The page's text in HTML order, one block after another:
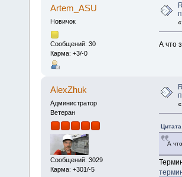
Artem_ASU
Новичок
Сообщений: 30
Карма: +3/-0
«
А что
AlexZhuk
Администратор
Ветеран
Сообщений: 3029
Карма: +301/-5
«
А